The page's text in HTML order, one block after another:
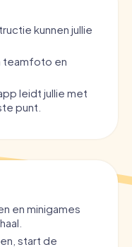
kunnen jullie
teamfoto en
leidt jullie met
punt.
en minigames
start de